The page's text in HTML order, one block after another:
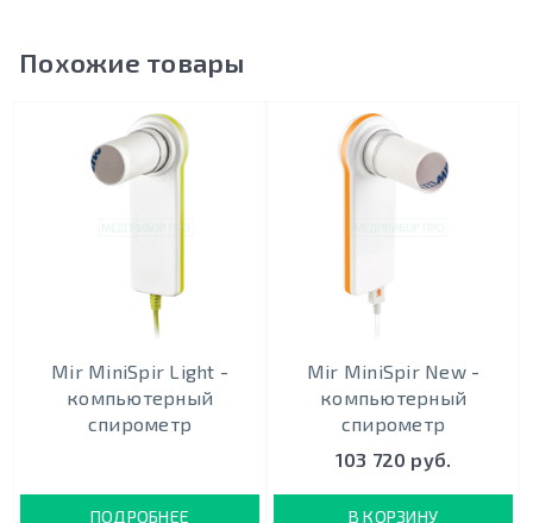
Похожие товары
Mir MiniSpir Light -
компьютерный
спирометр
ПОДРОБНЕЕ
Mir MiniSpir New -
компьютерный
спирометр
103 720 руб.
В КОРЗИНУ